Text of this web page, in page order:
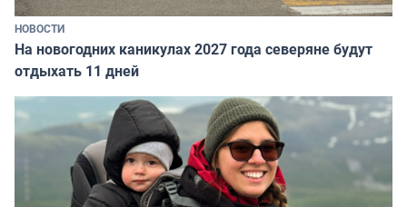
НОВОСТИ
На новогодних каникулах 2027 года северяне будут
отдыхать 11 дней